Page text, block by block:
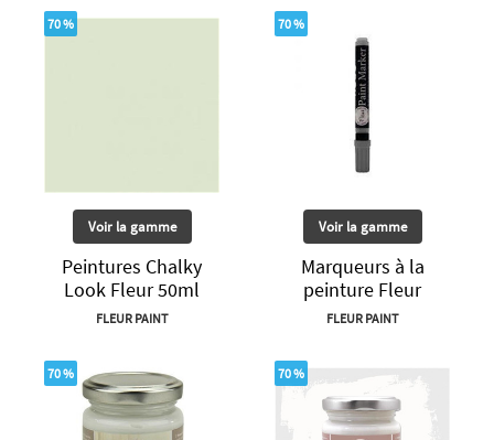
70 %
Voir la gamme
Peintures Chalky
Look Fleur 50ml
FLEUR PAINT
70 %
Voir la gamme
Marqueurs à la
peinture Fleur
FLEUR PAINT
70 % 70 %